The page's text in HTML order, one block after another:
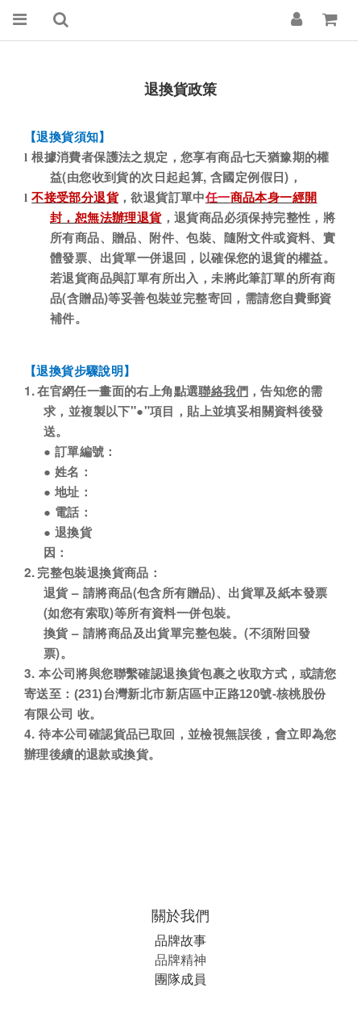
退換貨政策
【退換貨須知】
l 根據消費者保護法之規定，您享有商品七天猶豫期的權
益(由您收到貨的次日起起算,含國定例假日) ，
l 不接受部分退貨，欲退貨訂單中任一商品本身一經開
封，恕無法辦理退貨，退貨商品必須保持完整性，將
所有商品、贈品、附件、包裝、隨附文件或資料、實
體發票、出貨單一併退回，以確保您的退貨的權益。
若退貨商品與訂單有所出入，未將此筆訂單的所有商
品(含贈品)等妥善包裝並完整寄回，需請您自費郵資
補件。
【退換貨步驟說明】
1.在官網任一畫面的右上角點選聯絡我們 ，告知您的需
求，並複製以下"●"項目，貼上並填妥相關資料後發
送。
● 訂單編號：
● 姓名：
● 地址：
● 電話：
● 退換貨
因：
2. 完整包裝退換貨商品：
退貨 –請將商品(包含所有贈品)、出貨單及紙本發票
(如您有索取)等所有資料一併包裝。
換貨 –請將商品及出貨單完整包裝。(不須附回發
票)。
3.本公司將與您聯繫確認退換貨包裹之收取方式，或請您
寄送至 ：(231)台灣新北市新店區中正路120號-核桃股份
有限公司 收。
4.待本公司確認貨品已取回，並檢視無誤後，會立即為您
辦理後續的退款或換貨。
關於我們
品牌故事
品牌精神
團隊成員